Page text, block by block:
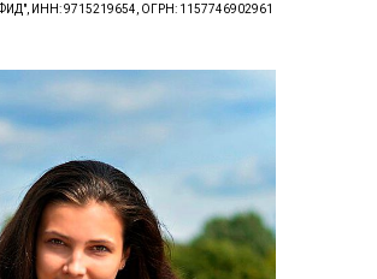
ИНН: 9715219654, ОГРН: 1157746902961